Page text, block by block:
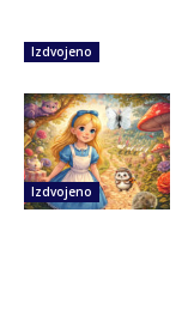
Izdvojeno
Izdvojeno